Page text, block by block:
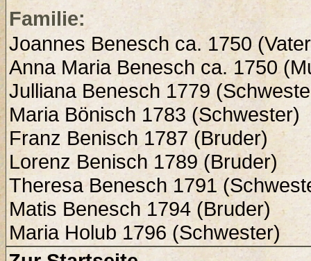
Familie:
Joannes Benesch ca. 1750
Anna Maria Benesch ca. 1750
Julliana Benesch 1779
Maria Bönisch 1783 (Schwester)
Franz Benisch 1787 (Bruder)
Lorenz Benisch 1789 (Bruder)
Theresa Benesch 1791
Matis Benesch 1794 (Bruder)
Maria Holub 1796 (Schwester)